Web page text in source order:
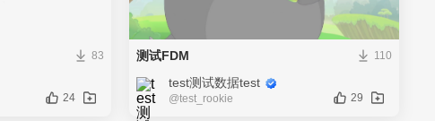
83
24
测试FDM 110
test测试数据test
@test_rookie 29